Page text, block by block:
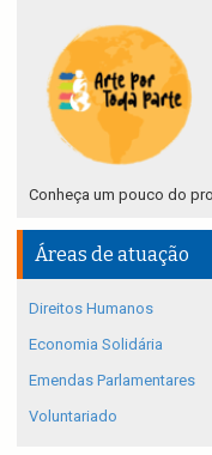
Conheça um pouco do
Áreas de atuação
Direitos Humanos
Economia Solidária
Emendas Parlamentares
Voluntariado